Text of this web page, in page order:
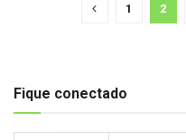
1 2
Fique conectado